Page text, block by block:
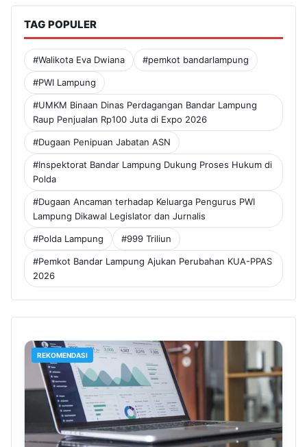
TAG POPULER
#Walikota Eva Dwiana #pemkot bandarlampung
#PWI Lampung
#UMKM Binaan Dinas Perdagangan Bandar Lampung
Raup Penjualan Rp100 Juta di Expo 2026
#Dugaan Penipuan Jabatan ASN
#Inspektorat Bandar Lampung Dukung Proses Hukum di
Polda
#Dugaan Ancaman terhadap Keluarga Pengurus PWI
Lampung Dikawal Legislator dan Jurnalis
#Polda Lampung #999 Triliun
#Pemkot Bandar Lampung Ajukan Perubahan KUA-PPAS
2026
REKOMENDASI